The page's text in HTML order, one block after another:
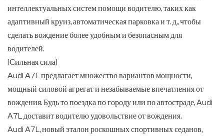
интеллектуальных систем помощи водителю, таких как
адаптивный круиз, автоматическая парковка и т. д., чтобы
сделать вождение более удобным и безопасным для
водителей.
[Сильная сила]
Audi A7L предлагает множество вариантов мощности,
мощный силовой агрегат и незабываемые впечатления от
вождения. Будь то поездка по городу или по автостраде, Audi
A7L доставит водителю удовольствие от вождения.
Audi A7L, новый эталон роскошных спортивных седанов,